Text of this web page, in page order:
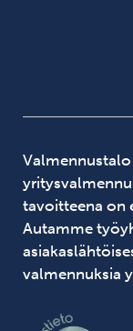
tavoitteena on
Autamme
valmennuksia